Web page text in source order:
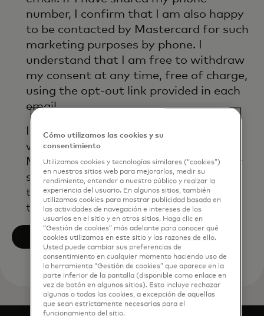
number, I confirm that I am also happy
to be contacted by Mastercard for such
marketing purposes by phone. I
understand that I am free to withdraw
my consent at any time, free of charge,
using the opt-out link provided in each
email.
I acknowledge that my personal data
will be processed in accordance with
Mastercard’sGlobal Privacy Notice
. By
submitting this form, I also confirm
that I have read and agree to
the MastercardTerms of Use
Submit
Cómo utilizamos las cookies y su
consentimiento
Utilizamos cookies y tecnologías similares (“cookies”)
en nuestros sitios web para mejorarlos, medir su
rendimiento, entender a nuestro público y realzar la
experiencia del usuario. En algunos sitios, también
utilizamos cookies para mostrar publicidad basada en
las actividades de navegación e intereses de los
usuarios en el sitio y en otros sitios. Haga clic en
“Gestión de cookies” más adelante para conocer qué
cookies utilizamos en este sitio y las razones de ello.
Usted puede cambiar sus preferencias de
consentimiento en cualquier momento haciendo uso de
la herramienta “Gestión de cookies” que aparece en la
parte inferior de la pantalla (disponible como enlace en
vez de botón en algunos sitios). Esto incluye rechazar
algunas o todas las cookies, a excepción de aquellas
que sean estrictamente necesarias para el
funcionamiento del sitio.